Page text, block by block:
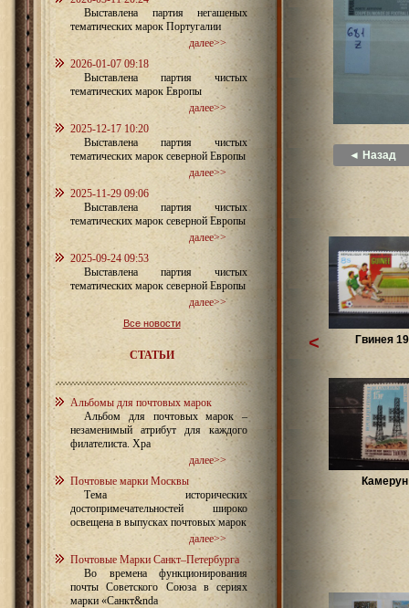
Выставлена партия негашеных
тематических марок Португалии
далее>>
2026-01-07 09:18
Выставлена партия чистых
тематических марок Европы
далее>>
2025-12-17 10:20
Выставлена партия чистых
тематических марок северной Европы
далее>>
2025-11-29 09:06
Выставлена партия чистых
тематических марок северной Европы
далее>>
2025-09-24 09:53
Выставлена партия чистых
тематических марок северной Европы
далее>>
Все новости
СТАТЬИ
Альбомы для почтовых марок
Альбом для почтовых марок –
незаменимый атрибут для каждого
филателиста. Хра
далее>>
Почтовые марки Москвы
Тема исторических
достопримечательностей широко
освещена в выпусках почтовых марок
далее>>
Почтовые Марки Санкт–Петербурга
Во времена функционирования
почты Советского Союза в сериях
марки «Санкт&nda
◄ Назад
Гвинея
<